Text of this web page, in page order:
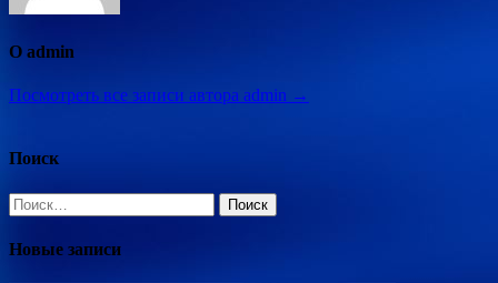
О admin
Посмотреть все записи автора admin →
Поиск
Найти:
Новые записи